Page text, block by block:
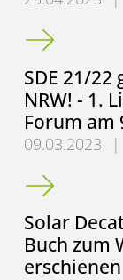
Solar
SDE 21/22
NRW! - 1.
Forum am
09.03.2023 |
SDE 21/22
Solar
Buch zum
erschienen